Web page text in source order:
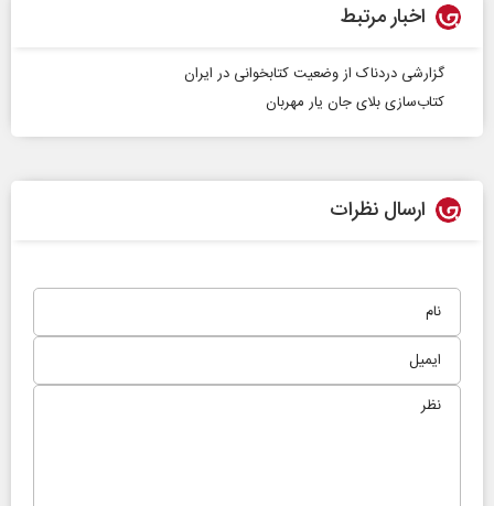
اخبار مرتبط
گزارشی دردناک از وضعیت کتابخوانی در ایران
کتاب‌سازی بلای جان یار مهربان
ارسال نظرات